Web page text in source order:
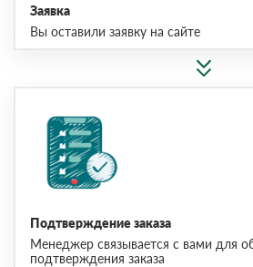
Заявка
Вы оставили заявку на сайте
Подтверждение заказа
Менеджер связывается с вами для
подтверждения заказа